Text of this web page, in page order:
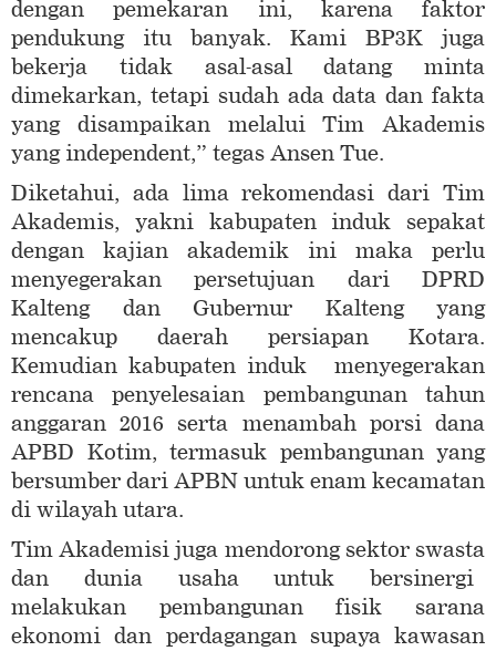
dengan pemekaran ini, karena faktor
pendukung itu banyak. Kami BP3K juga
bekerja tidak asal-asal datang minta
dimekarkan, tetapi sudah ada data dan fakta
yang disampaikan melalui Tim Akademis
yang independent,” tegas Ansen Tue.
Diketahui, ada lima rekomendasi dari Tim
Akademis, yakni kabupaten induk sepakat
dengan kajian akademik ini maka perlu
menyegerakan persetujuan dari DPRD
Kalteng dan Gubernur Kalteng yang
mencakup daerah persiapan Kotara.
Kemudian kabupaten induk menyegerakan
rencana penyelesaian pembangunan tahun
anggaran 2016 serta menambah porsi dana
APBD Kotim, termasuk pembangunan yang
bersumber dari APBN untuk enam kecamatan
di wilayah utara.
Tim Akademisi juga mendorong sektor swasta
dan dunia usaha untuk bersinergi
melakukan pembangunan fisik sarana
ekonomi dan perdagangan supaya kawasan